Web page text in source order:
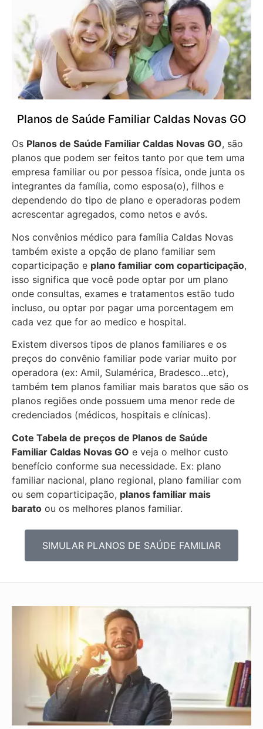
Planos de Saúde Familiar Caldas Novas GO
Os Planos de Saúde Familiar Caldas Novas GO, são
planos que podem ser feitos tanto por que tem uma
empresa familiar ou por pessoa física, onde junta os
integrantes da família, como esposa(o), filhos e
dependendo do tipo de plano e operadoras podem
acrescentar agregados, como netos e avós.
Nos convênios médico para família Caldas Novas
também existe a opção de plano familiar sem
coparticipação e plano familiar com coparticipação,
isso significa que você pode optar por um plano
onde consultas, exames e tratamentos estão tudo
incluso, ou optar por pagar uma porcentagem em
cada vez que for ao medico e hospital.
Existem diversos tipos de planos familiares e os
preços do convênio familiar pode variar muito por
operadora (ex: Amil, Sulamérica, Bradesco…etc),
também tem planos familiar mais baratos que são os
planos regiões onde possuem uma menor rede de
credenciados (médicos, hospitais e clínicas).
Cote Tabela de preços de Planos de Saúde
Familiar Caldas Novas GO e veja o melhor custo
benefício conforme sua necessidade. Ex: plano
familiar nacional, plano regional, plano familiar com
ou sem coparticipação, planos familiar mais
barato ou os melhores planos familiar.
SIMULAR PLANOS DE SAÚDE FAMILIAR